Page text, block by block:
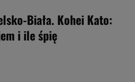
Biała. Kohei Kato:
i ile śpię